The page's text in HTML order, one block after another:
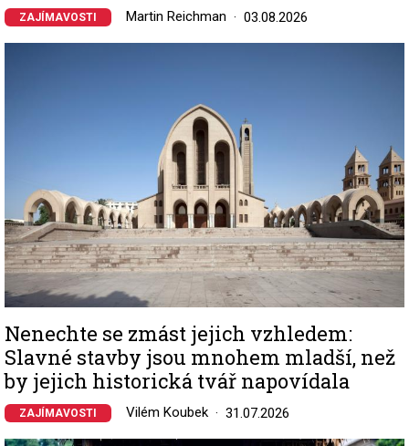
ZAJÍMAVOSTI Martin Reichman 03.08.2026
Nenechte se zmást jejich vzhledem:
Slavné stavby jsou mnohem mladší, než
by jejich historická tvář napovídala
ZAJÍMAVOSTI Vilém Koubek 31.07.2026